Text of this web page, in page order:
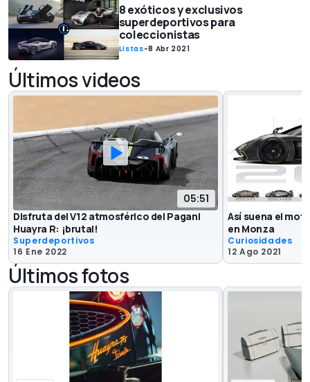
8 exóticos y exclusivos
superdeportivos para
coleccionistas
Listas-8 Abr 2021
Últimos videos
05:51
Disfruta del V12 atmosférico del Pagani
Huayra R: ¡brutal!
Superdeportivos
16 Ene 2022
Así suena el
en Monza
Curiosidades
12 Ago 2021
Últimos fotos